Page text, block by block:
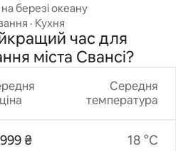
березі океану
· Кухня
час для
міста Свансі?
ціна
₴
Середня
температура
18 °C